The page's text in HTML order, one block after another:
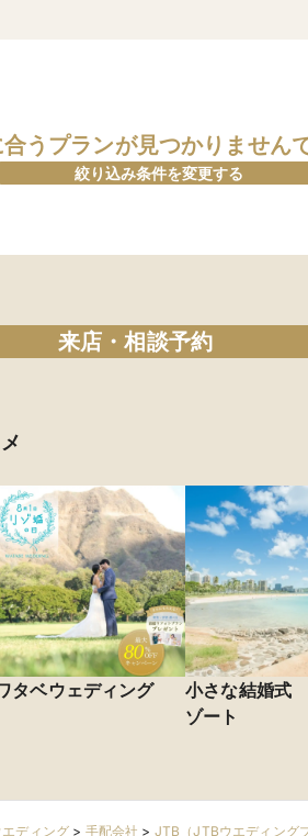
うプランが見つかりません
絞り込み条件を変更する
来店・相談予約
タベウェディング
小さな結婚式
ゾート
ディング > 手配会社 > JTB（JTBウエディング